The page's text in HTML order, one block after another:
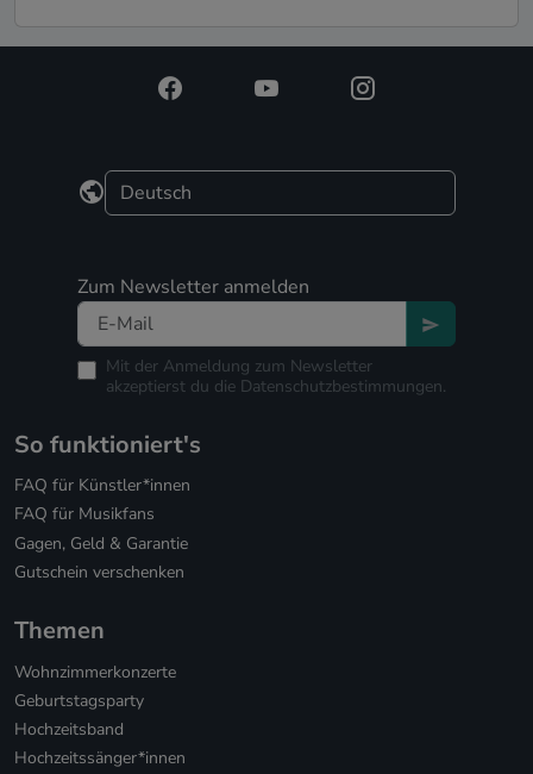
Zum Newsletter anmelden
Mit der Anmeldung zum Newsletter
akzeptierst du die Datenschutzbestimmungen.
So funktioniert's
FAQ für Künstler*innen
FAQ für Musikfans
Gagen, Geld & Garantie
Gutschein verschenken
Themen
Wohnzimmerkonzerte
Geburtstagsparty
Hochzeitsband
Hochzeitssänger*innen